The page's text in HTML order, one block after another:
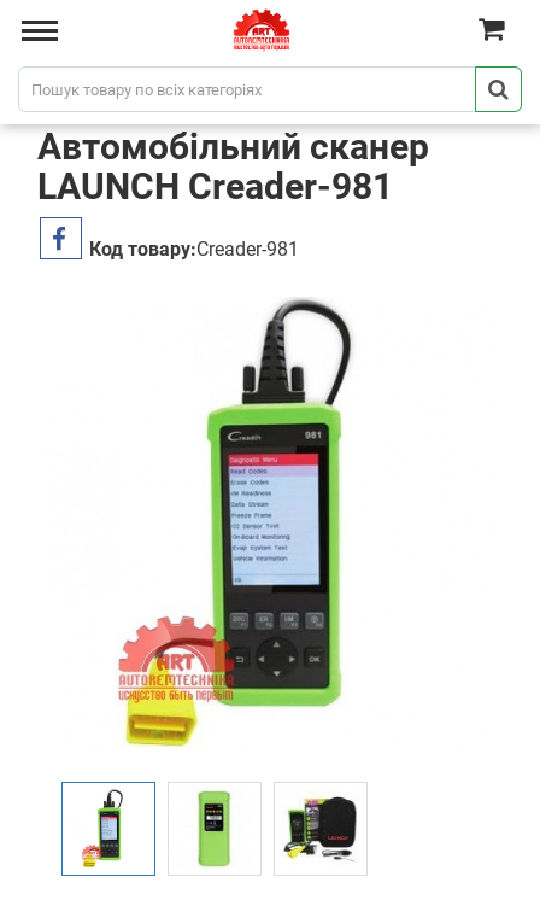
Автомобільний сканер
LAUNCH Creader-981
Код товару:Creader-981